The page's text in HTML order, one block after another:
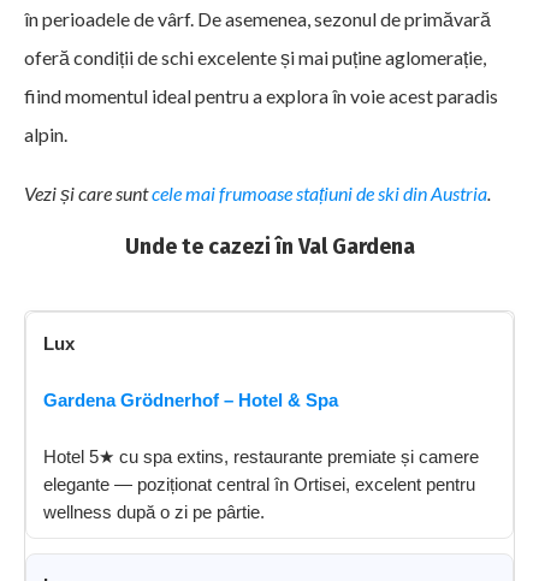
în perioadele de vârf. De asemenea, sezonul de primăvară
oferă condiții de schi excelente și mai puține aglomerație,
fiind momentul ideal pentru a explora în voie acest paradis
alpin.
Vezi și care suntcele mai frumoase stațiuni de ski din Austria.
Unde te cazezi în Val Gardena
Lux
Gardena Grödnerhof – Hotel & Spa
Hotel 5★ cu spa extins, restaurante premiate și camere
elegante — poziționat central în Ortisei, excelent pentru
wellness după o zi pe pârtie.